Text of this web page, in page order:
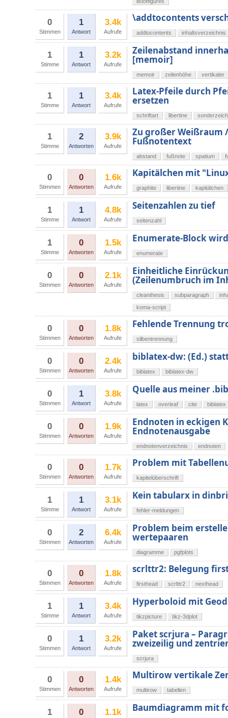
0
Stimmen
1
Antwort
3.4k
Aufrufe
\addtocontents
addtocontents inhaltsverzeichnis
1
Stimme
1
Antwort
3.2k
Aufrufe
Zeilenabstand
[memoir]
memoir zeilenhöhe vertikaler
1
Stimme
1
Antwort
3.4k
Aufrufe
Latex-Pfeile durch
ersetzen
schriftart libertine
1
Stimme
2
Antworten
3.9k
Aufrufe
Zu großer Weißraum
Fußnotentext
abstand fußnote spatium
0
Stimmen
0
Antworten
1.6k
Aufrufe
Kapitälchen mit
graphite libertine kapitälchen
1
Stimme
1
Antwort
4.8k
Aufrufe
Seitenzahlen zu tief
seitenzahl
1
Stimme
0
Antworten
1.5k
Aufrufe
Enumerate-Block
enumerate
0
Stimmen
0
Antworten
2.1k
Aufrufe
Einheitliche
(Zeilenumbruch im
cleanthesis subparagraph
koma-script
0
Stimmen
0
Antworten
1.8k
Aufrufe
Fehlende Trennung
silbentrennung
0
Stimmen
0
Antworten
2.4k
Aufrufe
biblatex-dw: (Ed.)
biblatex biblatex-dw
0
Stimmen
1
Antwort
3.8k
Aufrufe
Quelle aus meiner
latex overleaf cite biblatex
0
Stimmen
0
Antworten
1.9k
Aufrufe
Endnoten in eckigen
Endnotenausgabe
endnotenverzeichnis endnoten
0
Stimmen
0
Antworten
1.7k
Aufrufe
Problem mit
kapitelüberschrift
1
Stimme
1
Antwort
3.1k
Aufrufe
Kein tabularx in
fehler-meldungen
0
Stimmen
2
Antworten
6.4k
Aufrufe
Problem beim
wertepaaren
diagramme pgfplots
0
Stimmen
0
Antworten
1.8k
Aufrufe
scrlttr2: Belegung
firsthead scrlttr2 nexthead
1
Stimme
1
Antwort
3.4k
Aufrufe
Hyperboloid mit
tikzpicture tikz-3dplot
0
Stimmen
1
Antwort
3.2k
Aufrufe
Paket scrjura –
zweizeilig und
scrjura
0
Stimmen
0
Antworten
1.4k
Aufrufe
Multirow vertikale
multirow tabellen
1 0 1.1k Baumdiagramm mit